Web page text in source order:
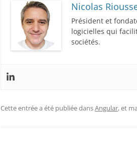
Nicolas
Président et
logicielles qui
sociétés.
Cette entrée a été publiée dansAngular, et